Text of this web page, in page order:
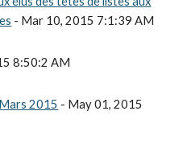
- Mar 10, 2015 7:1:39 AM
8:50:2 AM
2015 - May 01, 2015